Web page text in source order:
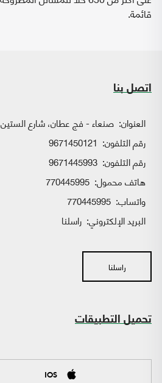
قائمة.
اتصل بنا
العنوان: صنعاء - فج عطان، شارع الستين
رقم التلفون: 9671450121
رقم التلفون: 9671445993
هاتف محمول: 770445995
واتساب:
البريد الإلكتروني: راسلنا
راسلنا
تحميل التطبيقات
IOS